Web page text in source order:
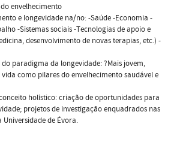
envelhecimento
e longevidade na/no: -Saúde -Economia -
-Sistemas sociais -Tecnologias de apoio e
desenvolvimento de novas terapias, etc.) -
paradigma da longevidade: ?Mais jovem,
vida como pilares do envelhecimento saudável e
holístico: criação de oportunidades para
projetos de investigação enquadrados nas
de Évora.